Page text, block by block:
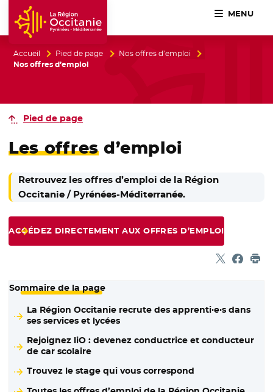
Accueil Région Occitanie / Pyrénées-Méditerranée
MENU
Accueil Pied de page
Nos offres d’emploi
Nos offres d’emploi
Pied de page
Les offresd’emploi
Retrouvez les offres d’emploi de la Région
Occitanie / Pyrénées-Méditerranée.
ACCÉDEZ DIRECTEMENT AUX OFFRES D’EMPLOI
Partager
- Nouvelle
-
Sommaire de la page
La Région Occitanie recrute des apprenti·e·s dans
ses services et lycées
Rejoignez liO : devenez conductrice et conducteur
de car scolaire
Trouvez le stage qui vous correspond